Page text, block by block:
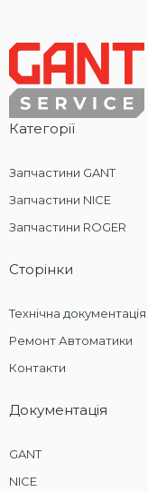
Категорії
Запчастини GANT
Запчастини NICE
Запчастини ROGER
Сторінки
Технічна документація
Ремонт Автоматики
Контакти
Документація
GANT
NICE